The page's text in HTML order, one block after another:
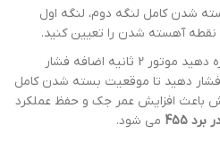
شدن کامل لنگه دوم، لنگه اول
آهسته شدن را تعیین کنید.
اجازه دهید موتور 2 ثانیه اضافه فشار
دهید تا موقعیت بسته شدن کامل
باعث افزایش عمر جک و حفظ عملکرد
می شود.